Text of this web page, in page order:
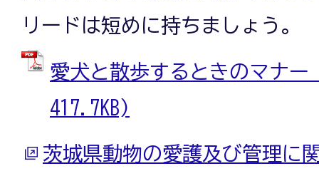
リードは短めに持ちましょう。
愛犬と散歩するときのマナー
417.7KB)
茨城県動物の愛護及び管理に